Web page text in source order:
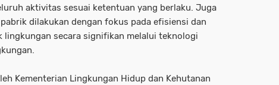
aktivitas sesuai ketentuan yang berlaku. Juga
dilakukan dengan fokus pada efisiensi dan
lingkungan secara signifikan melalui teknologi
Kementerian Lingkungan Hidup dan Kehutanan